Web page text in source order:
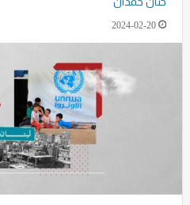
2024-02-20